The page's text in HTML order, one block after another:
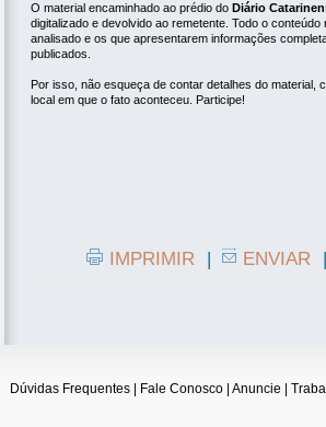
O material encaminhado ao prédio do Diário
digitalizado e devolvido ao remetente. Todo o conteúdo
analisado e os que apresentarem informações
publicados.
Por isso, não esqueça de contar detalhes do material,
local em que o fato aconteceu. Participe!
IMPRIMIR | ENVIAR |
Dúvidas Frequentes Fale Conosco Anuncie